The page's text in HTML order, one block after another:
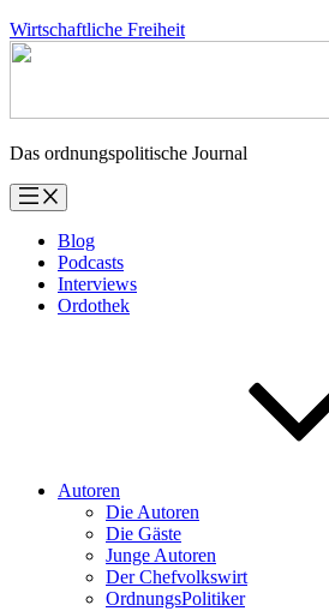
Zum
Inhalt
Wirtschaftliche Freiheit
Das ordnungspolitische Journal
Blog
Podcasts
Interviews
Ordothek
Autoren
Die Autoren
Die Gäste
Junge Autoren
Der Chefvolkswirt
OrdnungsPolitiker